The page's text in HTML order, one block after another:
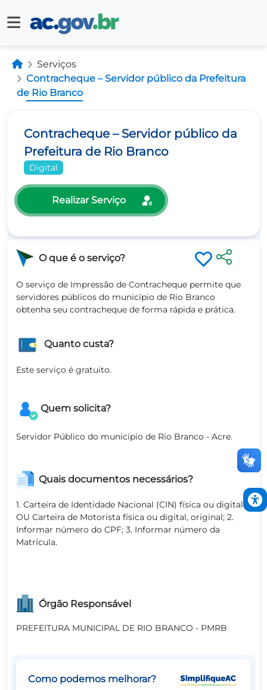
Serviços
Contracheque – Servidor público da Prefeitura
de Rio Branco
Contracheque – Servidor público da
Prefeitura de Rio Branco
Digital
Realizar Serviço
O que é o serviço?
O serviço de Impressão de Contracheque permite que
servidores públicos do município de Rio Branco
obtenha seu contracheque de forma rápida e prática.
Quanto custa?
Este serviço é gratuito.
Quem solicita?
Servidor Público do município de Rio Branco - Acre.
Quais documentos necessários?
1. Carteira de Identidade Nacional (CIN) física ou digital
OU Carteira de Motorista física ou digital, original; 2.
Informar número do CPF; 3. Informar número da
Matrícula.
Órgão Responsável
PREFEITURA MUNICIPAL DE RIO BRANCO - PMRB
Como podemos melhorar?